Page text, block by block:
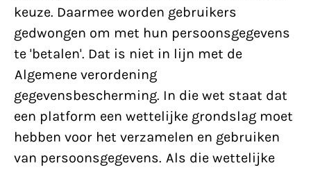
keuze. Daarmee worden gebruikers
gedwongen om met hun persoonsgegevens
te 'betalen'. Dat is niet in lijn met de
Algemene verordening
gegevensbescherming. In die wet staat dat
een platform een wettelijke grondslag moet
hebben voor het verzamelen en gebruiken
van persoonsgegevens. Als die wettelijke